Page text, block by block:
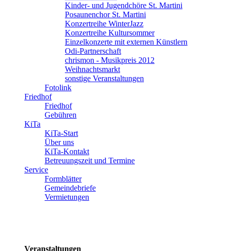
Kinder- und Jugendchöre St. Martini
Posaunenchor St. Martini
Konzertreihe WinterJazz
Konzertreihe Kultursommer
Einzelkonzerte mit externen Künstlern
Odi-Partnerschaft
chrismon - Musikpreis 2012
Weihnachtsmarkt
sonstige Veranstaltungen
Fotolink
Friedhof
Friedhof
Gebühren
KiTa
KiTa-Start
Über uns
KiTa-Kontakt
Betreuungszeit und Termine
Service
Formblätter
Gemeindebriefe
Vermietungen
Veranstaltungen